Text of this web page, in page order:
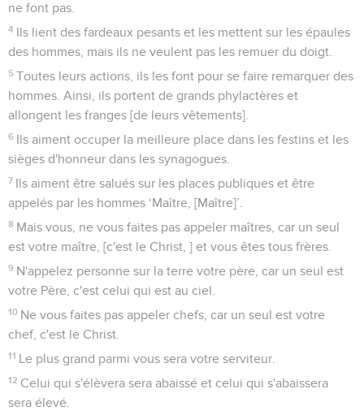
ne font pas.
4 Ils lient des fardeaux pesants et les mettent sur les épaules
des hommes, mais ils ne veulent pas les remuer du doigt.
5 Toutes leurs actions, ils les font pour se faire remarquer des
hommes. Ainsi, ils portent de grands phylactères et
allongent les franges [de leurs vêtements].
6 Ils aiment occuper la meilleure place dans les festins et les
sièges d'honneur dans les synagogues.
7 Ils aiment être salués sur les places publiques et être
appelés par les hommes ‘Maître, [Maître]’.
8 Mais vous, ne vous faites pas appeler maîtres, car un seul
est votre maître, [c'est le Christ, ] et vous êtes tous frères.
9 N'appelez personne sur la terre votre père, car un seul est
votre Père, c'est celui qui est au ciel.
10 Ne vous faites pas appeler chefs, car un seul est votre
chef, c'est le Christ.
11 Le plus grand parmi vous sera votre serviteur.
12 Celui qui s'élèvera sera abaissé et celui qui s'abaissera
sera élevé.